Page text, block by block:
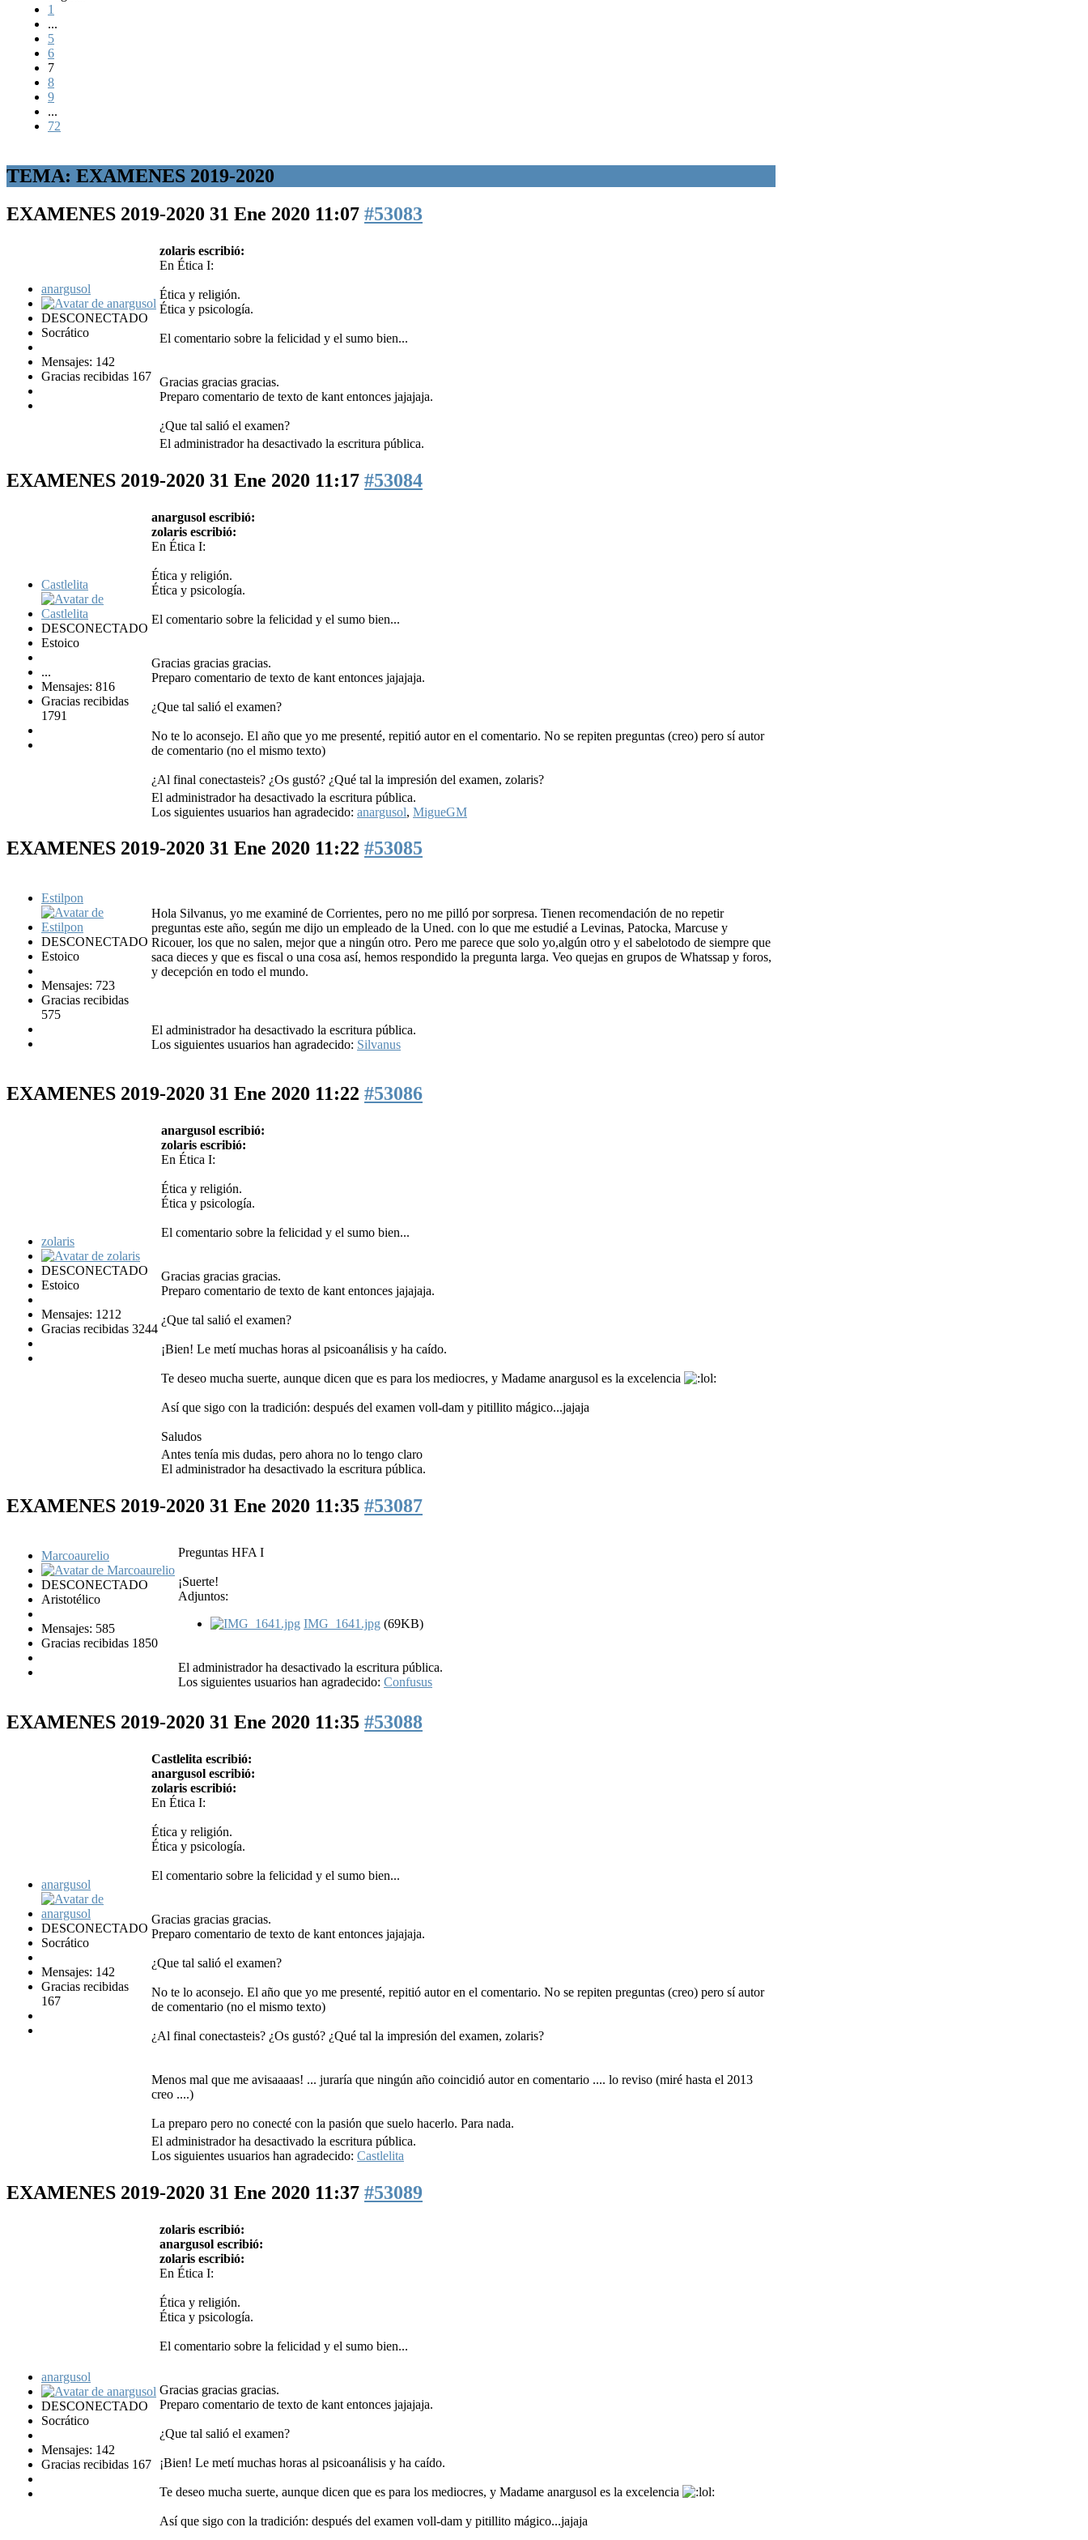
1
...
5
6
7
8
9
...
72
TEMA: EXAMENES 2019-2020
EXAMENES 2019-2020 31 Ene 2020 11:07 #53083
anargusol
DESCONECTADO
Socrático
Mensajes: 142
Gracias recibidas 167
zolaris escribió:
En Ética I:
Ética y religión.
Ética y psicología.
El comentario sobre la felicidad y el sumo bien...
Gracias gracias gracias.
Preparo comentario de texto de kant entonces jajajaja.
¿Que tal salió el examen?
El administrador ha desactivado la escritura pública.
EXAMENES 2019-2020 31 Ene 2020 11:17 #53084
Castlelita
DESCONECTADO
Estoico
...
Mensajes: 816
Gracias recibidas
1791
anargusol escribió:
zolaris escribió:
En Ética I:
Ética y religión.
Ética y psicología.
El comentario sobre la felicidad y el sumo bien...
Gracias gracias gracias.
Preparo comentario de texto de kant entonces jajajaja.
¿Que tal salió el examen?
No te lo aconsejo. El año que yo me presenté, repitió autor en el comentario. No se repiten preguntas (creo) pero sí autor
de comentario (no el mismo texto)
¿Al final conectasteis? ¿Os gustó? ¿Qué tal la impresión del examen, zolaris?
El administrador ha desactivado la escritura pública.
Los siguientes usuarios han agradecido: anargusol, MigueGM
EXAMENES 2019-2020 31 Ene 2020 11:22 #53085
Estilpon
DESCONECTADO
Estoico
Mensajes: 723
Gracias recibidas
575
Hola Silvanus, yo me examiné de Corrientes, pero no me pilló por sorpresa. Tienen recomendación de no repetir
preguntas este año, según me dijo un empleado de la Uned. con lo que me estudié a Levinas, Patocka, Marcuse y
Ricouer, los que no salen, mejor que a ningún otro. Pero me parece que solo yo,algún otro y el sabelotodo de siempre que
saca dieces y que es fiscal o una cosa así, hemos respondido la pregunta larga. Veo quejas en grupos de Whatssap y foros,
y decepción en todo el mundo.
El administrador ha desactivado la escritura pública.
Los siguientes usuarios han agradecido: Silvanus
EXAMENES 2019-2020 31 Ene 2020 11:22 #53086
zolaris
DESCONECTADO
Estoico
Mensajes: 1212
Gracias recibidas 3244
anargusol escribió:
zolaris escribió:
En Ética I:
Ética y religión.
Ética y psicología.
El comentario sobre la felicidad y el sumo bien...
Gracias gracias gracias.
Preparo comentario de texto de kant entonces jajajaja.
¿Que tal salió el examen?
¡Bien! Le metí muchas horas al psicoanálisis y ha caído.
Te deseo mucha suerte, aunque dicen que es para los mediocres, y Madame anargusol es la excelencia
Así que sigo con la tradición: después del examen voll-dam y pitillito mágico...jajaja
Saludos
Antes tenía mis dudas, pero ahora no lo tengo claro
El administrador ha desactivado la escritura pública.
EXAMENES 2019-2020 31 Ene 2020 11:35 #53087
Marcoaurelio
DESCONECTADO
Aristotélico
Mensajes: 585
Gracias recibidas 1850
Preguntas HFA I
¡Suerte!
Adjuntos:
IMG_1641.jpg (69KB)
El administrador ha desactivado la escritura pública.
Los siguientes usuarios han agradecido: Confusus
EXAMENES 2019-2020 31 Ene 2020 11:35 #53088
anargusol
DESCONECTADO
Socrático
Mensajes: 142
Gracias recibidas
167
Castlelita escribió:
anargusol escribió:
zolaris escribió:
En Ética I:
Ética y religión.
Ética y psicología.
El comentario sobre la felicidad y el sumo bien...
Gracias gracias gracias.
Preparo comentario de texto de kant entonces jajajaja.
¿Que tal salió el examen?
No te lo aconsejo. El año que yo me presenté, repitió autor en el comentario. No se repiten preguntas (creo) pero sí autor
de comentario (no el mismo texto)
¿Al final conectasteis? ¿Os gustó? ¿Qué tal la impresión del examen, zolaris?
Menos mal que me avisaaaas! ... juraría que ningún año coincidió autor en comentario .... lo reviso (miré hasta el 2013
creo ....)
La preparo pero no conecté con la pasión que suelo hacerlo. Para nada.
El administrador ha desactivado la escritura pública.
Los siguientes usuarios han agradecido: Castlelita
EXAMENES 2019-2020 31 Ene 2020 11:37 #53089
anargusol
DESCONECTADO
Socrático
Mensajes: 142
Gracias recibidas 167
zolaris escribió:
anargusol escribió:
zolaris escribió:
En Ética I:
Ética y religión.
Ética y psicología.
El comentario sobre la felicidad y el sumo bien...
Gracias gracias gracias.
Preparo comentario de texto de kant entonces jajajaja.
¿Que tal salió el examen?
¡Bien! Le metí muchas horas al psicoanálisis y ha caído.
Te deseo mucha suerte, aunque dicen que es para los mediocres, y Madame anargusol es la excelencia
Así que sigo con la tradición: después del examen voll-dam y pitillito mágico...jajaja